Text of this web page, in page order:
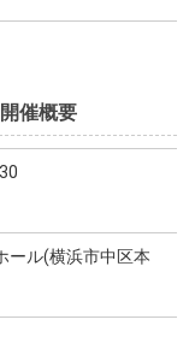
催概要
ール(横浜市中区本